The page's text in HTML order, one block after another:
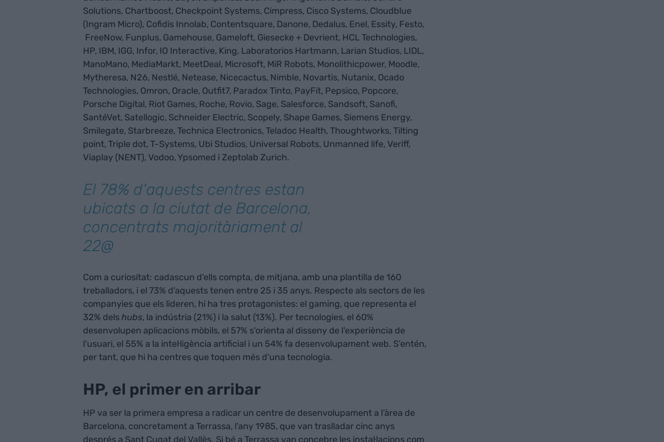
Solutions, Chartboost, Checkpoint Systems, Cimpress, Cisco Systems, Cloudblue
(Ingram Micro), Cofidis Innolab, Contentsquare, Danone, Dedalus, Enel, Essity, Festo,
FreeNow, Funplus, Gamehouse, Gameloft, Giesecke + Devrient, HCL Technologies,
HP, IBM, IGG, Infor, IO Interactive, King, Laboratorios Hartmann, Larian Studios, LIDL,
ManoMano, MediaMarkt, MeetDeal, Microsoft, MiR Robots, Monolithicpower, Moodle,
Mytheresa, N26, Nestlé, Netease, Nicecactus, Nimble, Novartis, Nutanix, Ocado
Technologies, Omron, Oracle, Outfit7, Paradox Tinto, PayFit, Pepsico, Popcore,
Porsche Digital, Riot Games, Roche, Rovio, Sage, Salesforce, Sandsoft, Sanofi,
SantéVet, Satellogic, Schneider Electric, Scopely, Shape Games, Siemens Energy,
Smilegate, Starbreeze, Technica Electronics, Teladoc Health, Thoughtworks, Tilting
point, Triple dot, T-Systems, Ubi Studios, Universal Robots, Unmanned life, Veriff,
Viaplay (NENT), Vodoo, Ypsomed i Zeptolab Zurich.
El 78% d'aquests centres estan
ubicats a la ciutat de Barcelona,
concentrats majoritàriament al
22@
Com a curiositat: cadascun d'ells compta, de mitjana, amb una plantilla de 160
treballadors, i el 73% d'aquests tenen entre 25 i 35 anys. Respecte als sectors de les
companyies que els lideren, hi ha tres protagonistes: el gaming, que representa el
32% delshubs, la indústria (21%) i la salut (13%). Per tecnologies, el 60%
desenvolupen aplicacions mòbils, el 57% s'orienta al disseny de l'experiència de
l'usuari, el 55% a la intel·ligència artificial i un 54% fa desenvolupament web. S'entén,
per tant, que hi ha centres que toquen més d'una tecnologia.
HP, el primer en arribar
HP va ser la primera empresa a radicar un centre de desenvolupament a l’àrea de
Barcelona, concretament a Terrassa, l'any 1985, que van traslladar cinc anys
després a Sant Cugat del Vallès. Si bé a Terrassa van concebre les instal·lacions com